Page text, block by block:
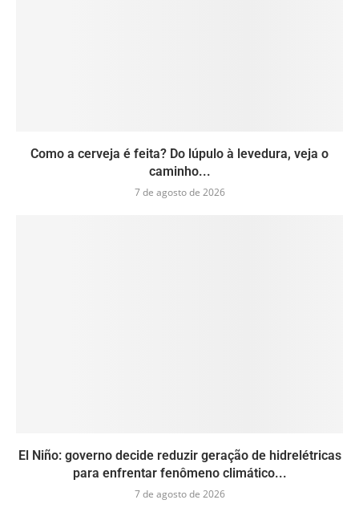
Como a cerveja é feita? Do lúpulo à levedura, veja o
caminho...
7 de agosto de 2026
El Niño: governo decide reduzir geração de hidrelétricas
para enfrentar fenômeno climático...
7 de agosto de 2026